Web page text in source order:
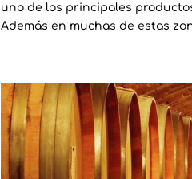
uno de los principales
Además en muchas de estas